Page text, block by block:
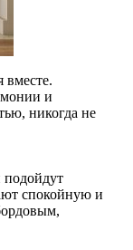
вместе.
и
никогда не
подойдут
спокойную и